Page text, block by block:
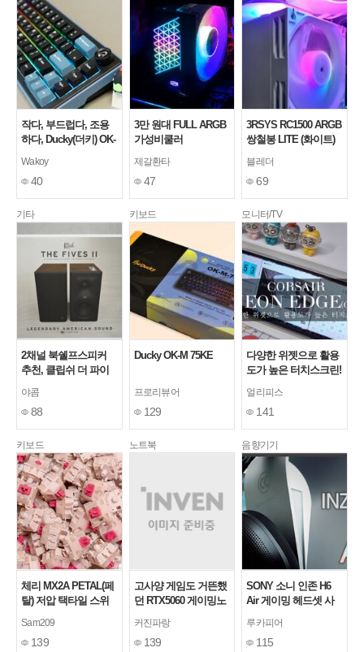
작다, 부드럽다, 조용
하다, Ducky(더키) OK-
계식키보드
Wakoy
40
3만 원대 FULL ARGB
가성비쿨러
RT400 TCL
제갈환타
47
3RSYS RC1500 ARGB
쌍철봉 LITE (화이트)
블레더
69
기타
2채널 북쉘프스피커
추천, 클립쉬 더 파이
지원
야콤
88
키보드
Ducky OK-M 75KE
프로리뷰어
129
모니터/TV
다양한 위젯으로 활용
도가 높은 터치스크린!
얼리피스
141
키보드
체리 MX2A PETAL(페
탈) 저압 택타일 스위
Sam209
139
노트북
고사양 게임도 거뜬했
던 RTX5060 게이밍노
R7TF 리뷰
커진파랑
139
음향기기
SONY 소니 인존 H6
Air 게이밍 헤드셋 사
루카피어
115